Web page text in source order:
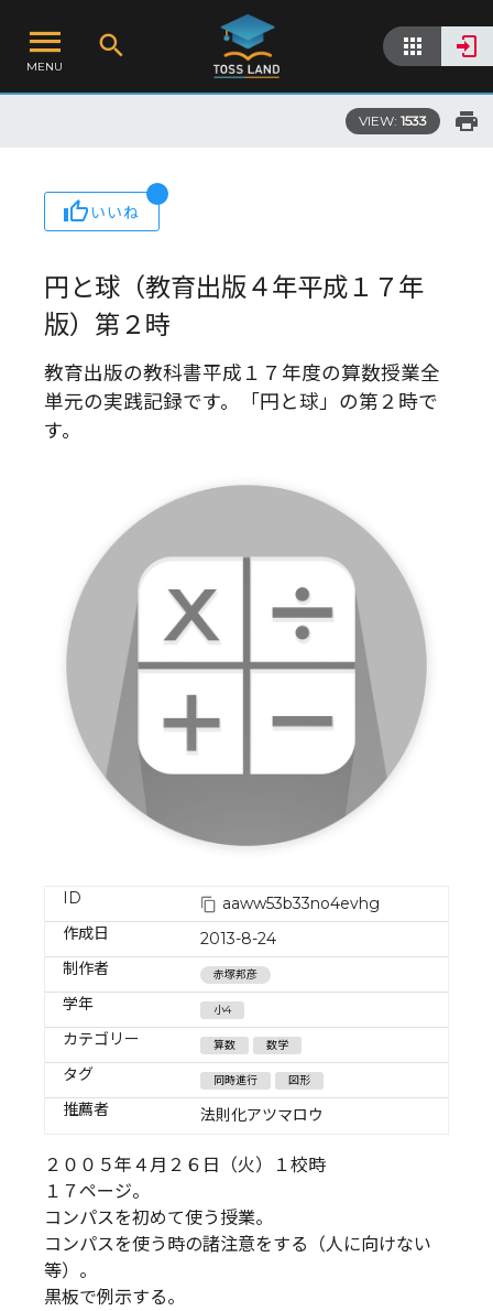
MENU
VIEW: 1533
いいね
円と球（教育出版４年平成１７年
版）第２時
教育出版の教科書平成１７年度の算数授業全
単元の実践記録です。「円と球」の第２時で
す。
ID
aaww53b33no4evhg
作成日
2013-8-24
制作者
赤塚邦彦
学年 小4
カテゴリー 算数 数学
タグ 同時進行 図形
推薦者 法則化アツマロウ
２００５年４月２６日（火）１校時
１７ページ。
コンパスを初めて使う授業。
コンパスを使う時の諸注意をする（人に向けない
等）。
黒板で例示する。